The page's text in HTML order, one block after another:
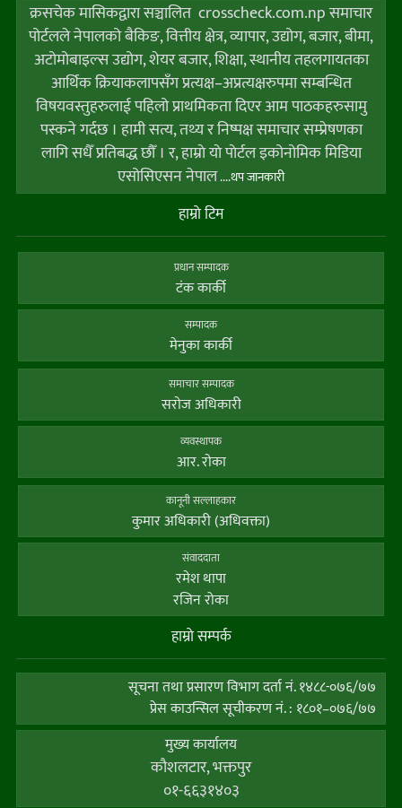
क्रसचेक मासिकद्वारा सञ्चालित crosscheck.com.np समाचार
पोर्टलले नेपालको बैकिङ, वित्तीय क्षेत्र, व्यापार, उद्योग, बजार, बीमा,
अटोमोबाइल्स उद्योग, शेयर बजार, शिक्षा, स्थानीय तहलगायतका
आर्थिक क्रियाकलापसँग प्रत्यक्ष–अप्रत्यक्षरुपमा सम्बन्धित
विषयवस्तुहरुलाई पहिलो प्राथमिकता दिएर आम पाठकहरुसामु
पस्कने गर्दछ । हामी सत्य, तथ्य र निष्पक्ष समाचार सम्प्रेषणका
लागि सधैँ प्रतिबद्ध छौँ । र, हाम्राे याे पाेर्टल इकोनोमिक मिडिया
एसोसिएसन नेपाल....थप जानकारी
हाम्राे टिम
प्रधान सम्पादक
टंक कार्की
सम्पादक
मेनुका कार्की
समाचार सम्पादक
सराेज अधिकारी
व्यवस्थापक
आर. राेका
कानूनी सल्लाहकार
कुमार अधिकारी (अधिवक्ता)
संवाददाता
रमेश थापा
रजिन रोका
हाम्राे सम्पर्क
सूचना तथा प्रसारण विभाग दर्ता नं. १४८८-०७६/७७
प्रेस काउन्सिल सूचीकरण नं. : १८०१–०७६/७७
मुख्य कार्यालय
कौशलटार, भक्तपुर
०१-६६३१४०३